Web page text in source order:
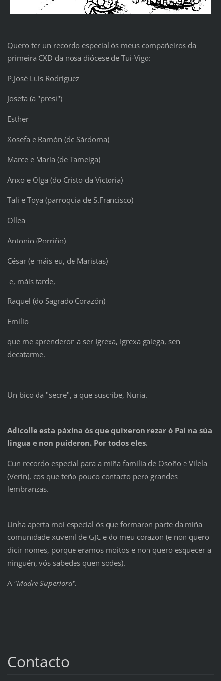
Quero ter un recordo especial ós meus compañeiros da
primeira CXD da nosa diócese de Tui-Vigo:
P.José Luis Rodríguez
Josefa (a "presi")
Esther
Xosefa e Ramón (de Sárdoma)
Marce e María (de Tameiga)
Anxo e Olga (do Cristo da Victoria)
Tali e Toya (parroquia de S.Francisco)
Ollea
Antonio (Porriño)
César (e máis eu, de Maristas)
e, máis tarde,
Raquel (do Sagrado Corazón)
Emilio
que me aprenderon a ser Igrexa, Igrexa galega, sen
decatarme.
Un bico da "secre", a que suscribe, Nuria.
Adícolle esta páxina ós que quixeron rezar ó Pai na súa
lingua e non puideron. Por todos eles.
Cun recordo especial para a miña familia de Osoño e Vilela
(Verín), cos que teño pouco contacto pero grandes
lembranzas.
Unha aperta moi especial ós que formaron parte da miña
comunidade xuvenil de GJC e do meu corazón (e non quero
dicir nomes, porque eramos moitos e non quero esquecer a
ninguén, vós sabedes quen sodes).
A "Madre Superiora".
Contacto